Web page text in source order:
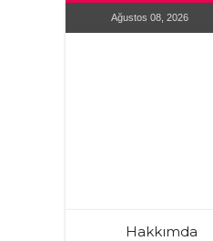
Ağustos 08, 2026
Hakkımda